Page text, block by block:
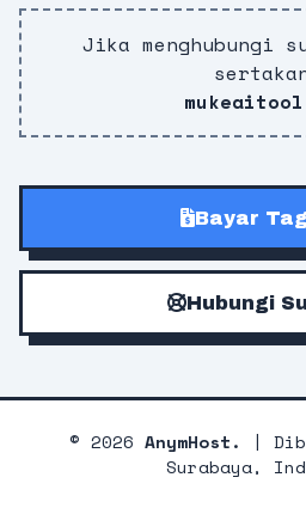
Jika menghubungi
Bayar
Hubungi
© 2026 AnymHost. |
Surabaya,